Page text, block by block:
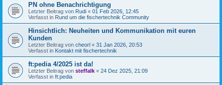
PN ohne Benachrichtigung
Letzter Beitrag von Rudi « 01 Feb 2026, 12:45
Verfasst in Rund um die fischertechnik Community
Hinsichtlich: Neuheiten und Kommunikation mit euren
Kunden
Letzter Beitrag von cheorl « 31 Jan 2026, 20:53
Verfasst in Kontakt mit fischertechnik
ft:pedia 4/2025 ist da!
Letzter Beitrag von steffalk « 24 Dez 2025, 21:09
Verfasst in ft:pedia